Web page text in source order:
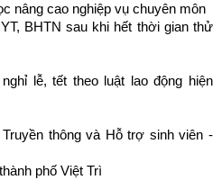
nâng cao nghiệp vụ chuyên môn
BHTN sau khi hết thời gian thử
lễ, tết theo luật lao động hiện
thông và Hỗ trợ sinh viên -
phố Việt Trì